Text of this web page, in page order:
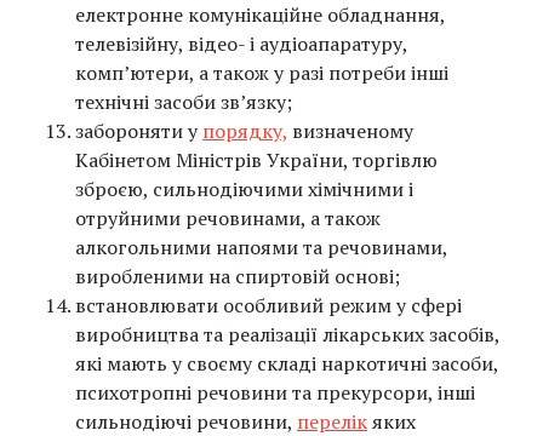
електронне комунікаційне обладнання,
телевізійну, відео- і аудіоапаратуру,
комп’ютери, а також у разі потреби інші
технічні засоби зв’язку;
забороняти упорядку, визначеному
Кабінетом Міністрів України, торгівлю
зброєю, сильнодіючими хімічними і
отруйними речовинами, а також
алкогольними напоями та речовинами,
виробленими на спиртовій основі;
встановлювати особливий режим у сфері
виробництва та реалізації лікарських засобів,
які мають у своєму складі наркотичні засоби,
психотропні речовини та прекурсори, інші
сильнодіючі речовини, перелікяких